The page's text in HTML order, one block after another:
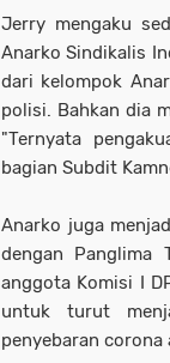
Jerry mengaku
Anarko Sindikalis
dari kelompok
polisi. Bahkan dia
"Ternyata
bagian Subdit
Anarko juga
dengan Panglima
anggota Komisi I
untuk turut
penyebaran corona